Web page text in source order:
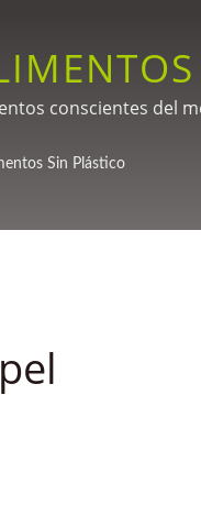
conscientes del
Sin Plástico